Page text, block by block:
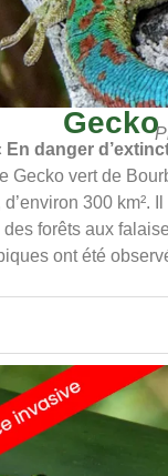
En danger
Gecko vert de
300 km².
des forêts aux
ont été